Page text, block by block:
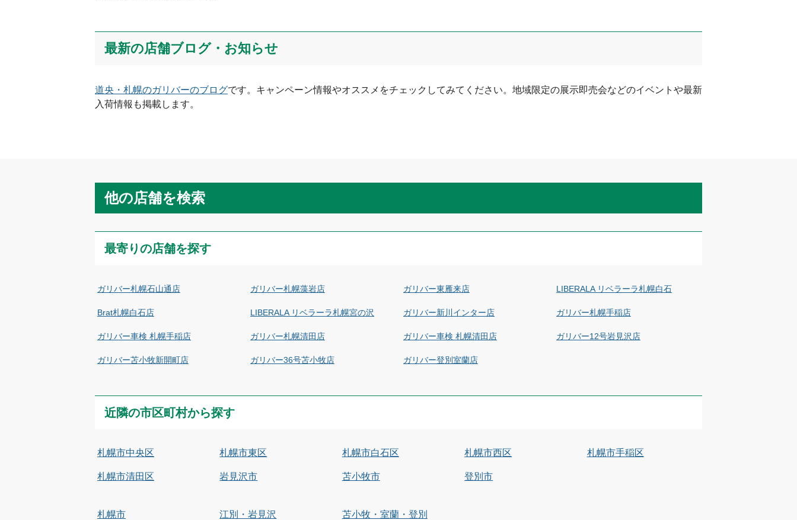
最新の店舗ブログ・お知らせ
道央・札幌のガリバーのブログです。キャンペーン情報やオススメをチェックしてみてください。地域限定の展示即売会などのイベントや最新
入荷情報も掲載します。
他の店舗を検索
最寄りの店舗を探す
ガリバー札幌石山通店 ガリバー札幌藻岩店 ガリバー東雁来店 LIBERALA リベラーラ札幌白石
Brat札幌白石店 LIBERALA リベラーラ札幌宮の沢 ガリバー新川インター店 ガリバー札幌手稲店
ガリバー車検 札幌手稲店 ガリバー札幌清田店 ガリバー車検 札幌清田店 ガリバー12号岩見沢店
ガリバー苫小牧新開町店 ガリバー36号苫小牧店 ガリバー登別室蘭店
近隣の市区町村から探す
札幌市中央区 札幌市東区 札幌市白石区 札幌市西区 札幌市手稲区
札幌市清田区 岩見沢市 苫小牧市 登別市
札幌市 江別・岩見沢 苫小牧・室蘭・登別